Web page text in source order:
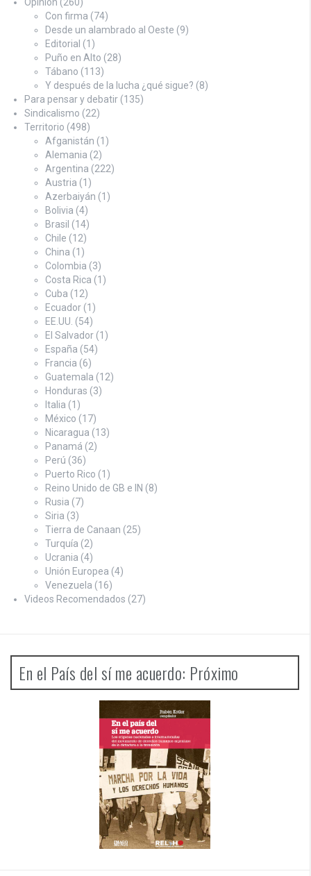
Opinión (260)
Con firma (74)
Desde un alambrado al Oeste (9)
Editorial (1)
Puño en Alto (28)
Tábano (113)
Y después de la lucha ¿qué sigue? (8)
Para pensar y debatir (135)
Sindicalismo (22)
Territorio (498)
Afganistán (1)
Alemania (2)
Argentina (222)
Austria (1)
Azerbaiyán (1)
Bolivia (4)
Brasil (14)
Chile (12)
China (1)
Colombia (3)
Costa Rica (1)
Cuba (12)
Ecuador (1)
EE.UU. (54)
El Salvador (1)
España (54)
Francia (6)
Guatemala (12)
Honduras (3)
Italia (1)
México (17)
Nicaragua (13)
Panamá (2)
Perú (36)
Puerto Rico (1)
Reino Unido de GB e IN (8)
Rusia (7)
Siria (3)
Tierra de Canaan (25)
Turquía (2)
Ucrania (4)
Unión Europea (4)
Venezuela (16)
Videos Recomendados (27)
En el País del sí me acuerdo: Próximo